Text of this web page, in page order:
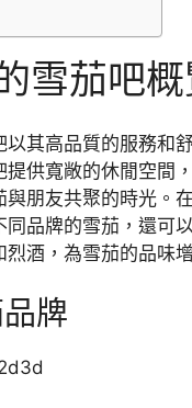
雪茄吧
以其高品質的服務和
提供寬敞的休閒空間
與朋友共聚的時光。
同品牌的雪茄，還可
酒，為雪茄的品味
牌